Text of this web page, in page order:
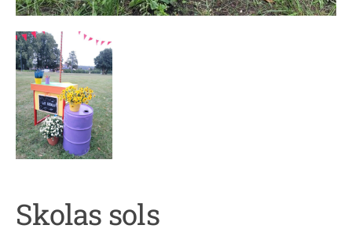
Skolas sols